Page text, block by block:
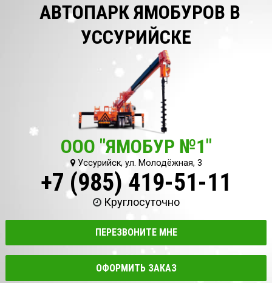
АВТОПАРК ЯМОБУРОВ В
УССУРИЙСКЕ
ООО "ЯМОБУР №1"
Уссурийск, ул. Молодёжная, 3
+7 (985) 419-51-11
Круглосуточно
ПЕРЕЗВОНИТЕ МНЕ
ОФОРМИТЬ ЗАКАЗ